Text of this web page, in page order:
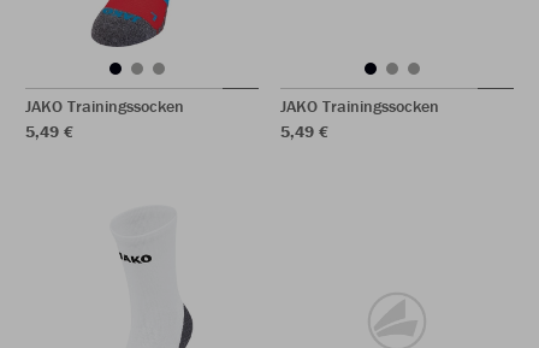
JAKO Trainingssocken
5,49 €
JAKO Trainingssocken
5,49 €